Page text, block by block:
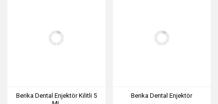
Berika Dental Enjektör Kilitli 5
Berika Dental Enjektör